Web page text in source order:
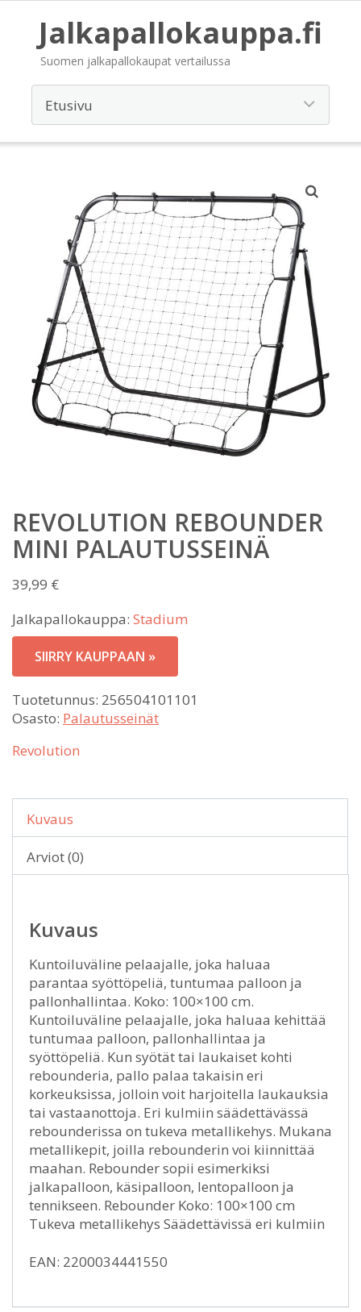
Jalkapallokauppa.fi
Suomen jalkapallokaupat vertailussa
REVOLUTION REBOUNDER
MINI PALAUTUSSEINÄ
39,99 €
Jalkapallokauppa: Stadium
SIIRRY KAUPPAAN »
Tuotetunnus: 256504101101
Osasto: Palautusseinät
Revolution
Kuvaus
Arviot (0)
Kuvaus
Kuntoiluväline pelaajalle, joka haluaa
parantaa syöttöpeliä, tuntumaa palloon ja
pallonhallintaa. Koko: 100×100 cm.
Kuntoiluväline pelaajalle, joka haluaa kehittää
tuntumaa palloon, pallonhallintaa ja
syöttöpeliä. Kun syötät tai laukaiset kohti
rebounderia, pallo palaa takaisin eri
korkeuksissa, jolloin voit harjoitella laukauksia
tai vastaanottoja. Eri kulmiin säädettävässä
rebounderissa on tukeva metallikehys. Mukana
metallikepit, joilla rebounderin voi kiinnittää
maahan. Rebounder sopii esimerkiksi
jalkapalloon, käsipalloon, lentopalloon ja
tennikseen. Rebounder Koko: 100×100 cm
Tukeva metallikehys Säädettävissä eri kulmiin
EAN: 2200034441550